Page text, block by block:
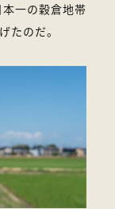
一の穀倉地帯
たのだ。